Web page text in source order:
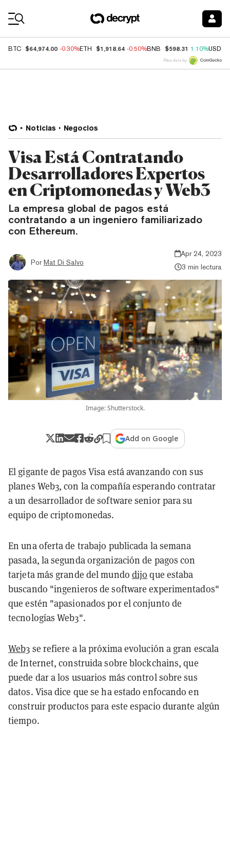
BTC $64,974.00 -0.30%ETH $1,918.64 -0.50%BNB $598.31 1.10%USDC
Price data by
Noticias Negocios
Visa Está Contratando
Desarrolladores Expertos
en Criptomonedas y Web3
La empresa global de pagos está
contratando a un ingeniero familiarizado
con Ethereum.
Por Mat Di Salvo
Apr 24, 2023
3 min lectura
Image: Shutterstock.
Add on Google
El gigante de pagos Visa está avanzando con sus
planes Web3, con la compañía esperando contratar
a un desarrollador de software senior para su
equipo de criptomonedas.
En una oferta de trabajo publicada la semana
pasada, la segunda organización de pagos con
tarjeta más grande del mundo dijo que estaba
buscando "ingenieros de software experimentados"
que estén "apasionados por el conjunto de
tecnologías Web3".
Web3 se refiere a la próxima evolución a gran escala
de Internet, construida sobre blockchains, que
puede dar a los usuarios más control sobre sus
datos. Visa dice que se ha estado enfocando en
construir productos para este espacio durante algún
tiempo.